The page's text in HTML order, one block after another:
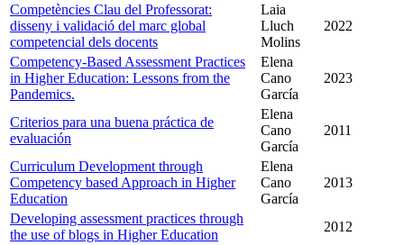
Competències Clau del Professorat:
disseny i validació del marc global
competencial dels docents
Laia
Lluch
Molins
2022
Competency-Based Assessment Practices
in Higher Education: Lessons from the
Pandemics.
Elena
Cano
García
2023
Criterios para una buena práctica de
evaluación
Elena
Cano
García
2011
Curriculum Development through
Competency based Approach in Higher
Education
Elena
Cano
García
2013
Developing assessment practices through
the use of blogs in Higher Education
2012